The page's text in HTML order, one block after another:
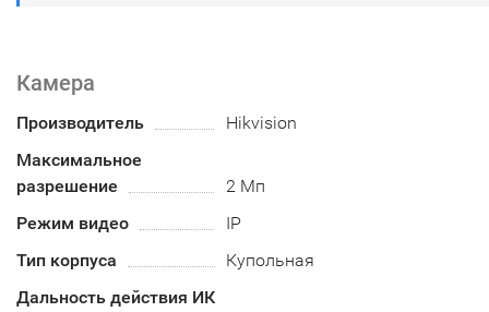
Камера
Производитель
Hikvision
Максимальное
разрешение
2 Мп
Режим видео
IP
Тип корпуса
Купольная
Дальность действия ИК